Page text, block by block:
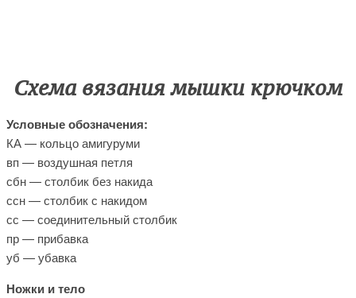
Схема вязания мышки крючком
Условные обозначения:
КА — кольцо амигуруми
вп — воздушная петля
сбн — столбик без накида
ссн — столбик с накидом
сс — соединительный столбик
пр — прибавка
уб — убавка
Ножки и тело